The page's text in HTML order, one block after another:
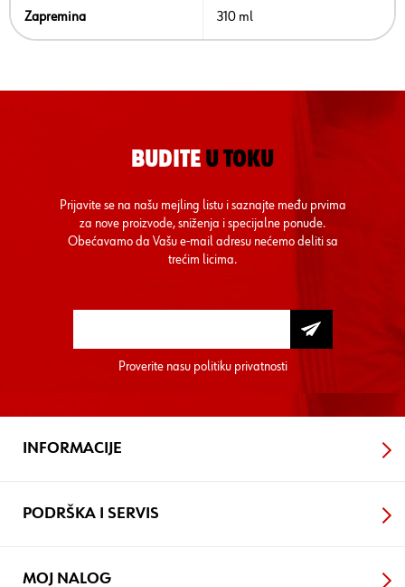
Zapremina 310 ml
BUDITE U TOKU
Prijavite se na našu mejling listu i saznajte među prvima
za nove proizvode, sniženja i specijalne ponude.
Obećavamo da Vašu e-mail adresu nećemo deliti sa
trećim licima.
Proverite nasu politiku privatnosti
INFORMACIJE
PODRŠKA I SERVIS
MOJ NALOG